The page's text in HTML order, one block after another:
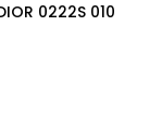
0222S 010